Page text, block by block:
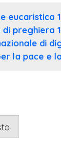
eucaristica
di preghiera
di
la pace e